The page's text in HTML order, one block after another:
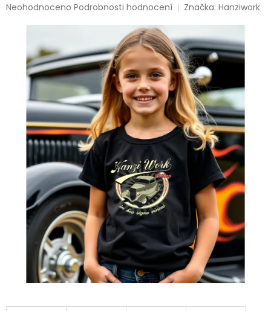
Průměrné
hvězdiček.
Neohodnoceno Podrobnosti hodnocení Značka:Hanziwork